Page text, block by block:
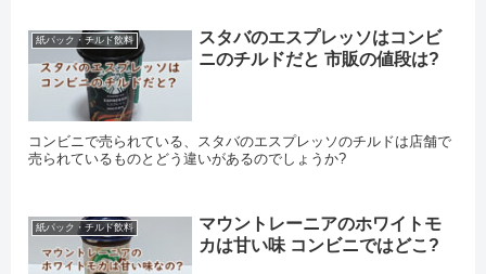
紙パック・チルド飲料
スタバのエスプレッソはコンビ
ニのチルドだと 市販の値段は?
コンビニで売られている、スタバのエスプレッソのチルドは店舗で
売られているものとどう違いがあるのでしょうか?
紙パック・チルド飲料
マウントレーニアのホワイトモ
カは甘い味 コンビニではどこ?